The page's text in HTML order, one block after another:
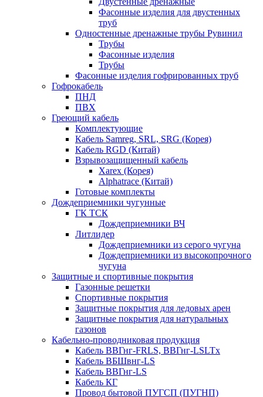
Фасонные изделия для двустенных
труб
Одностенные дренажные трубы Рувинил
Трубы
Фасонные изделия
Трубы
Фасонные изделия гофрированных труб
Гофрокабель
ПНД
ПВХ
Греющий кабель
Комплектующие
Кабель Samreg, SRL, SRG (Корея)
Кабель RGD (Китай)
Взрывозащищенный кабель
Xarex (Корея)
Alphatrace (Китай)
Готовые комплекты
Дождеприемники чугунные
ГК ТСК
Дождеприемники ВЧ
Литлидер
Дождеприемники из серого чугуна
Дождеприемники из высокопрочного
чугуна
Защитные и спортивные покрытия
Газонные решетки
Спортивные покрытия
Защитные покрытия для ледовых арен
Защитные покрытия для натуральных
газонов
Кабельно-проводниковая продукция
Кабель ВВГнг-FRLS, ВВГнг-LSLTx
Кабель ВБШвнг-LS
Кабель ВВГнг-LS
Кабель КГ
Провод бытовой ПУГСП (ПУГНП)